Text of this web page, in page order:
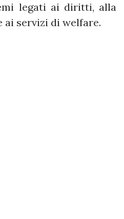
legati ai diritti, alla
servizi di welfare.